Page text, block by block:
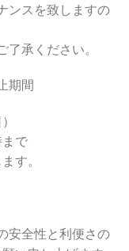
ンスを致しますの
承ください。
期間
で
す。
安全性と利便さの